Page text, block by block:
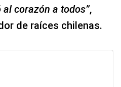
corazón a todos”,
de raíces chilenas.